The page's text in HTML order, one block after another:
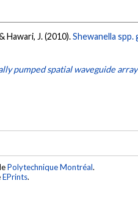
Hawari, J. (2010).Shewanella
pumped spatial waveguide
Polytechnique Montréal.
EPrints.